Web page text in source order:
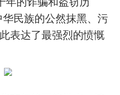
华民族的公然抹黑、污
表达了最强烈的愤慨